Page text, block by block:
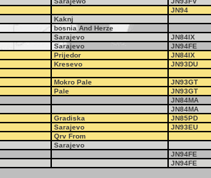
JN94
Kaknj
bosnia And Herze
Sarajevo JN84IX
Sarajevo JN94FE
Prijedor JN84IX
Kresevo JN93DU
Mokro Pale JN93GT
Pale JN93GT
JN84MA
JN84MA
Gradiska JN85PD
Sarajevo JN93EU
Qrv From
Sarajevo
JN94FE
JN94FE